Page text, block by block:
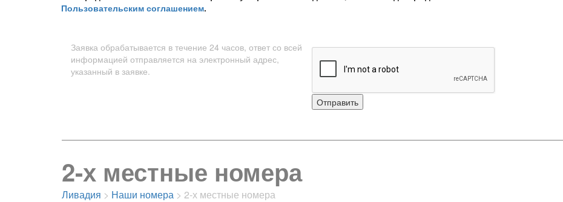
Пользовательским соглашением.
Заявка обрабатывается в течение 24 часов, ответ со всей
информацией отправляется на электронный адрес,
указанный в заявке.
2-х местные номера
Ливадия > Наши номера > 2-х местные номера